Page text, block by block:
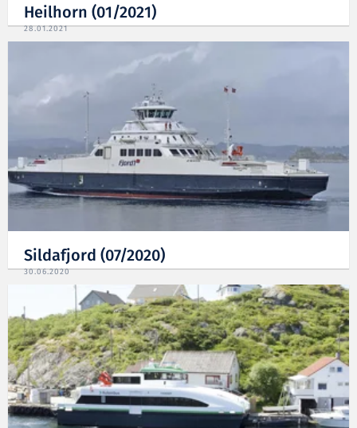
Heilhorn (01/2021)
28.01.2021
Sildafjord (07/2020)
30.06.2020